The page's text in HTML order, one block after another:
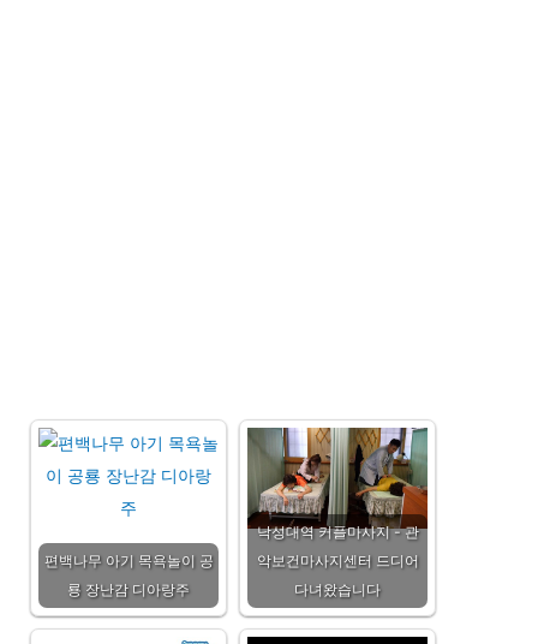
편백나무 아기 목욕놀이 공
룡 장난감 디아랑주
낙성대역 커플마사지 - 관
악보건마사지센터 드디어
다녀왔습니다